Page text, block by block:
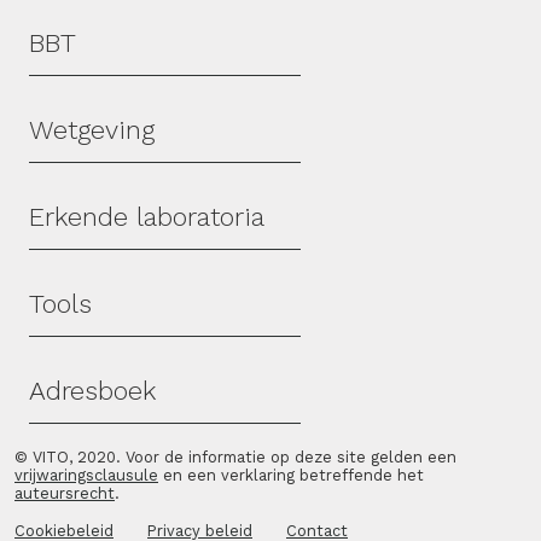
Hoofdmenu
BBT
Wetgeving
Erkende laboratoria
Tools
Adresboek
© VITO, 2020. Voor de informatie op deze site gelden een
vrijwaringsclausule en een verklaring betreffende het
auteursrecht.
Cookiebeleid Privacy beleid Contact